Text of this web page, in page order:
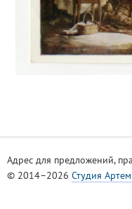
Адрес для предложений,
© 2014–2026 Студия